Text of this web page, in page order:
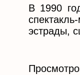
В 1990
эстрады,